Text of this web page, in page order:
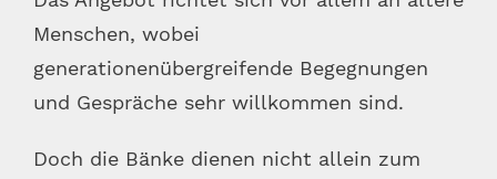
Menschen, wobei
generationenübergreifende Begegnungen
und Gespräche sehr willkommen sind.
Doch die Bänke dienen nicht allein zum